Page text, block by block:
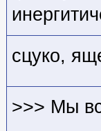
сцуко,
>>> Мы